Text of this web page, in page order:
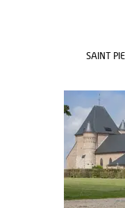
SAINT